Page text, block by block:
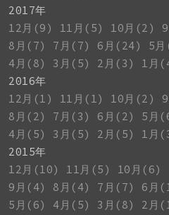
2017年
12月(9)
11月(5) 10月(2)
8月(7)
7月(7) 6月(24)
5
4月(8)
3月(5) 2月(3)
1月
2016年
12月(1)
11月(1) 10月(2)
8月(2)
7月(3) 6月(2)
5月
4月(5)
3月(5) 2月(5)
1月
2015年
12月(10)
11月(5)
10月(6)
9月(4)
8月(4) 7月(7)
6月
5月(6)
4月(5) 3月(8)
2月